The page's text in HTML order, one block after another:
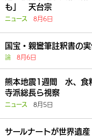
も」 天台宗
ニュース 8月6日
国宝・親鸞筆註釈書の
論 8月6日
熊本地震1週間 水、食
寺派総長ら視察
ニュース 8月5日
サールナートが世界遺